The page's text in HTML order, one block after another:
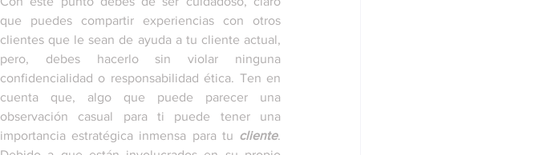
que puedes compartir experiencias con otros
clientes que le sean de ayuda a tu cliente actual,
pero, debes hacerlo sin violar ninguna
confidencialidad o responsabilidad ética. Ten en
cuenta que, algo que puede parecer una
observación casual para ti puede tener una
importancia estratégica inmensa para tu cliente.